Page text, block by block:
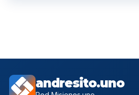
andresito.uno